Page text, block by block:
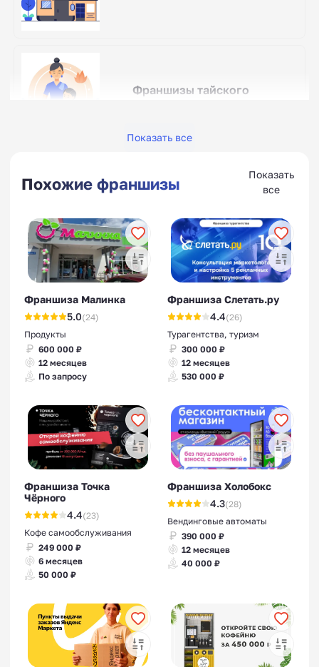
Франшизы тайского
Франшизы домов
престарелых
Франшизы строительства
домов из СИП-панелей
Франшизы баз и домов
отдыха
Франшизы производства
Показать все
Похожие франшизы
Показать
все
Франшиза Малинка
5.0(24)
Продукты
600 000 ₽
12 месяцев
По запросу
Франшиза Слетать.ру
4.4(26)
Турагентства, туризм
300 000 ₽
12 месяцев
530 000 ₽
Франшиза Точка
Чёрного
4.4(23)
Кофе самообслуживания
249 000 ₽
6 месяцев
50 000 ₽
Франшиза Холобокс
4.3(28)
Вендинговые автоматы
390 000 ₽
12 месяцев
40 000 ₽